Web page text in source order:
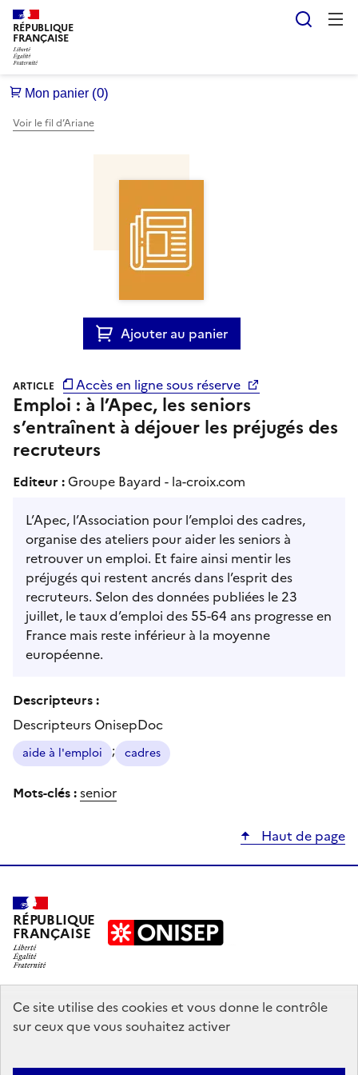
Ce site utilise des cookies et vous donne le contrôle
sur ceux que vous souhaitez activer
RÉPUBLIQUE
FRANÇAISE
Voir le fil d’Ariane
Ajouter au panier
Accès en ligne sous réserve
ARTICLE
Emploi : à l’Apec, les seniors
s’entraînent à déjouer les préjugés des
recruteurs
Editeur :Groupe Bayard - la-croix.com
L’Apec, l’Association pour l’emploi des cadres,
organise des ateliers pour aider les seniors à
retrouver un emploi. Et faire ainsi mentir les
préjugés qui restent ancrés dans l’esprit des
recruteurs. Selon des données publiées le 23
juillet, le taux d’emploi des 55-64 ans progresse en
France mais reste inférieur à la moyenne
européenne.
Descripteurs :
Descripteurs OnisepDoc
aide à l'emploi ; cadres
Mots-clés :senior
Haut de page
RÉPUBLIQUE
FRANÇAISE
education.gouv.fr
enseignementsup-recherche.gouv.fr